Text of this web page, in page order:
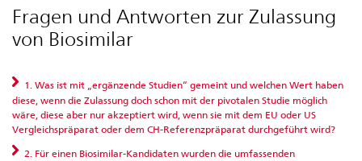
Fragen und Antworten zur Zulassung
von Biosimilar
1. Was ist mit „ergänzende Studien“ gemeint und welchen Wert haben
diese, wenn die Zulassung doch schon mit der pivotalen Studie möglich
wäre, diese aber nur akzeptiert wird, wenn sie mit dem EU oder US
Vergleichspräparat oder dem CH-Referenzpräparat durchgeführt wird?
2. Für einen Biosimilar-Kandidaten wurden die umfassenden